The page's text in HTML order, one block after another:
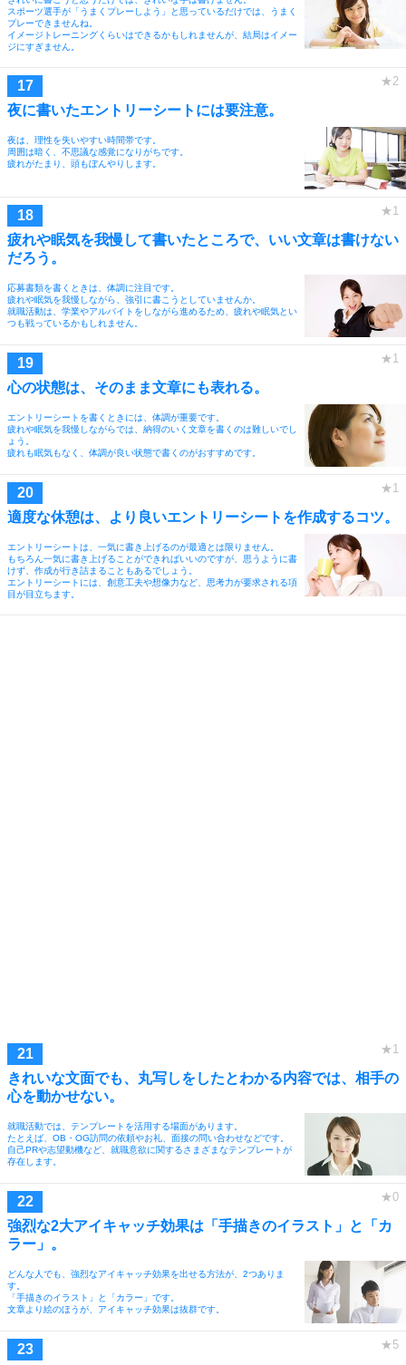
スポーツ選手が「うまくプレーしよう」と思っているだけでは、うまく
プレーできませんね。
イメージトレーニングくらいはできるかもしれませんが、結局はイメー
ジにすぎません。
夜に書いたエントリーシートには要注意。
夜は、理性を失いやすい時間帯です。
周囲は暗く、不思議な感覚になりがちです。
疲れがたまり、頭もぼんやりします。
疲れや眠気を我慢して書いたところで、いい文章は書けない
だろう。
応募書類を書くときは、体調に注目です。
疲れや眠気を我慢しながら、強引に書こうとしていませんか。
就職活動は、学業やアルバイトをしながら進めるため、疲れや眠気とい
つも戦っているかもしれません。
心の状態は、そのまま文章にも表れる。
エントリーシートを書くときには、体調が重要です。
疲れや眠気を我慢しながらでは、納得のいく文章を書くのは難しいでし
ょう。
疲れも眠気もなく、体調が良い状態で書くのがおすすめです。
適度な休憩は、より良いエントリーシートを作成するコツ。
エントリーシートは、一気に書き上げるのが最適とは限りません。
もちろん一気に書き上げることができればいいのですが、思うように書
けず、作成が行き詰まることもあるでしょう。
エントリーシートには、創意工夫や想像力など、思考力が要求される項
目が目立ちます。
きれいな文面でも、丸写しをしたとわかる内容では、相手の
心を動かせない。
就職活動では、テンプレートを活用する場面があります。
たとえば、OB・OG訪問の依頼やお礼、面接の問い合わせなどです。
自己PRや志望動機など、就職意欲に関するさまざまなテンプレートが
存在します。
強烈な2大アイキャッチ効果は「手描きのイラスト」と「カ
ラー」。
どんな人でも、強烈なアイキャッチ効果を出せる方法が、2つありま
す。
「手描きのイラスト」と「カラー」です。
文章より絵のほうが、アイキャッチ効果は抜群です。